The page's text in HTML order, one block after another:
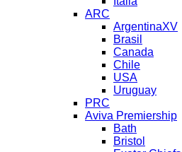
ARC
ArgentinaXV
Brasil
Canada
Chile
USA
Uruguay
PRC
Aviva Premiership
Bath
Bristol